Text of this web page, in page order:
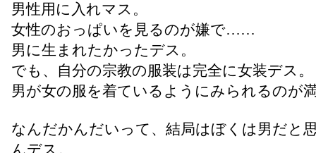
男性用に入れマス。
女性のおっぱいを見るのが嫌で……
男に生まれたかったデス。
でも、自分の宗教の服装は完全に女装デス。
男が女の服を着ているようにみられるのが
なんだかんだいって、結局はぼくは男だと
んデス。